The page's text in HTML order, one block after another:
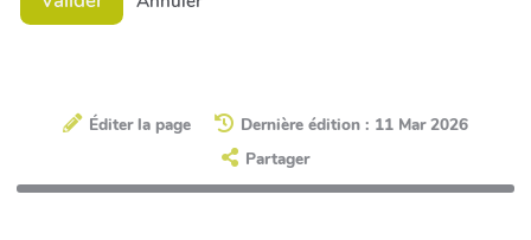
Éditer la page
Dernière édition : 11 Mar 2026
Partager